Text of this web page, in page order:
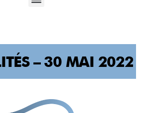
– 30 MAI 2022